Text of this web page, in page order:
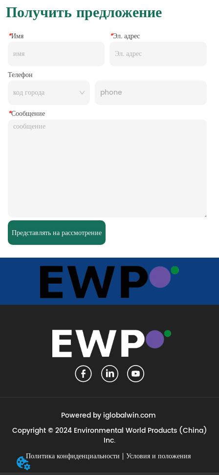
Получить предложение
*Имя *Эл. адрес
Телефон
*Сообщение
Представлять на рассмотрение
Powered by iglobalwin.com
Copyright © 2024 Environmental World Products (China)
Inc.
Политика конфиденциальности
Условия и положения